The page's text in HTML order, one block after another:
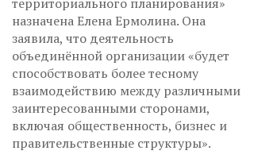
назначена Елена Ермолина. Она
заявила, что деятельность
объединённой организации «будет
способствовать более тесному
взаимодействию между различными
заинтересованными сторонами,
включая общественность, бизнес и
правительственные структуры».